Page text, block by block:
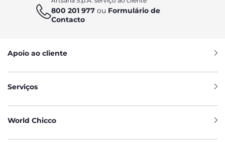
800 201 977 ou Formulário de
Contacto
Apoio ao cliente
Serviços
World Chicco